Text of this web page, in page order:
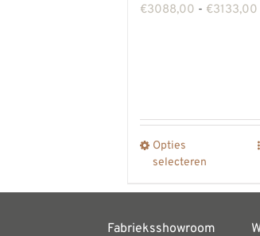
€3088,00 - €3133,00
Opties
selecteren
heeft
Fabrieksshowroom